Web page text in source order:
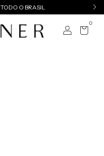
O BRASIL
0